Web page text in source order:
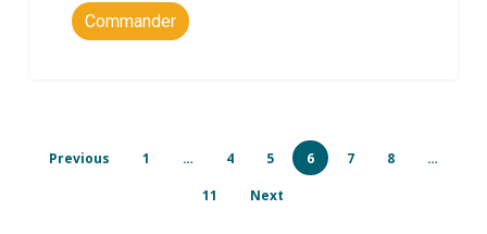
Commander
Previous 1 … 4 5 6 7 8
…
11
Next